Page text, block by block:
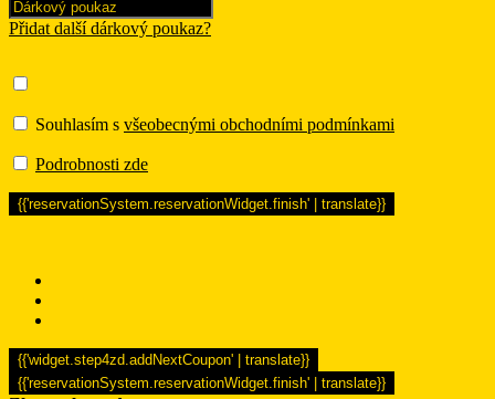
Přidat další dárkový poukaz?
Souhlasím s všeobecnými obchodními podmínkami
Podrobnosti zde